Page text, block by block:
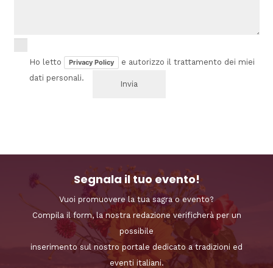
Ho letto Privacy Policy
e autorizzo il trattamento dei miei
dati personali.
Segnala il tuo evento!
Vuoi promuovere la tua sagra o evento?
Compila il form, la nostra redazione verificherà per un
possibile
inserimento sul nostro portale dedicato a tradizioni ed
eventi italiani.